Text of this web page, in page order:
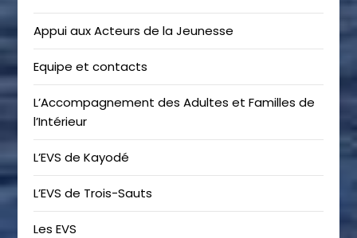
Appui aux Acteurs de la Jeunesse
Equipe et contacts
L’Accompagnement des Adultes et Familles de
l’Intérieur
L’EVS de Kayodé
L’EVS de Trois-Sauts
Les EVS